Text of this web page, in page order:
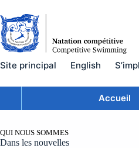
to
content
Site principal English
Accueil
QUI NOUS SOMMES
Dans les nouvelles